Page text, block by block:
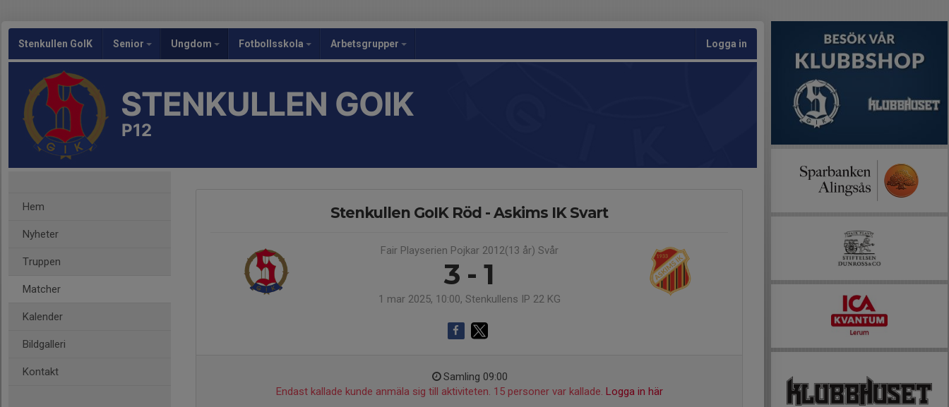
Stenkullen GoIK Senior Ungdom Fotbollsskola Arbetsgrupper Logga in
STENKULLEN GOIK
P12
Hem
Nyheter
Truppen
Matcher
Kalender
Bildgalleri
Kontakt
Stenkullen GoIK Röd - Askims IK Svart
Fair Playserien Pojkar 2012(13 år) Svår
3 - 1
1 mar 2025, 10:00, Stenkullens IP 22 KG
Samling 09:00
Endast kallade kunde anmäla sig till aktiviteten. 15 personer var kallade. Logga in här